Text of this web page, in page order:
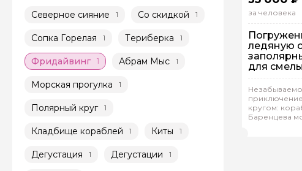
Северное сияние 1 Со скидкой 1
Сопка Горелая 1 Териберка 1
Фридайвинг 1 Абрам Мыс 1
Морская прогулка 1
Полярный круг 1
Кладбище кораблей 1 Киты 1
Дегустация 1 Дегустации 1
за человека
ледяную
для
кругом:
Баренцева
Андрей.Г 132
На машине